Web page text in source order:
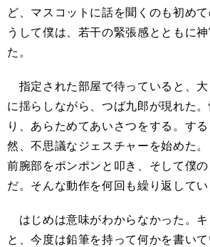
ど、マスコットに話を聞くのも初め
うして僕は、若干の緊張感とともに
た。
指定された部屋で待っていると、
に揺らしながら、つば九郎が現れた
り、あらためてあいさつをする。す
然、不思議なジェスチャーを始めた
前腕部をポンポンと叩き、そして僕
だ。そんな動作を何回も繰り返してい
はじめは意味がわからなかった。
と、今度は鉛筆を持って何かを書い